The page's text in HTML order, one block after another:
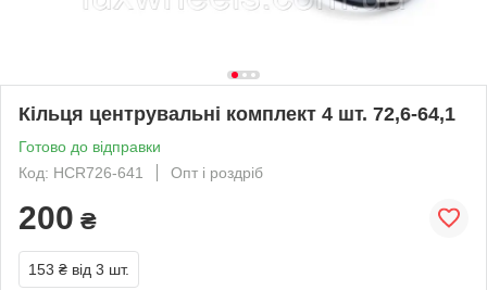
Кільця центрувальні комплект 4 шт. 72,6-64,1
Готово до відправки
Код: HCR726-641
Опт і роздріб
200 ₴
153 ₴ від 3 шт.